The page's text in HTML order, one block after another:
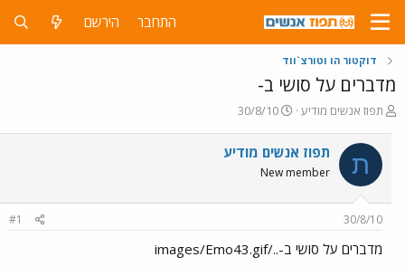
התחבר הירשם
דוקטור הו וטורצ`ווד
מדברים על סושי ב-
פ
ח
ה
ו
ש
תפוז אנשים מודיע
פ
ס
ם
ת
י
30/8/10
ת תפוז אנשים מודיע
New member
30/8/10
#1
מדברים על סושי ב-../images/Emo43.gif